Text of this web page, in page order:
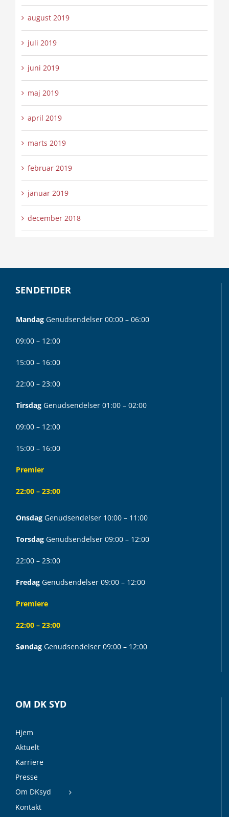
august 2019
juli 2019
juni 2019
maj 2019
april 2019
marts 2019
februar 2019
januar 2019
december 2018
SENDETIDER
Mandag Genudsendelser 00:00 – 06:00
09:00 – 12:00
15:00 – 16:00
22:00 – 23:00
Tirsdag Genudsendelser 01:00 – 02:00
09:00 – 12:00
15:00 – 16:00
Premier
22:00 – 23:00
Onsdag Genudsendelser 10:00 – 11:00
Torsdag Genudsendelser 09:00 – 12:00
22:00 – 23:00
Fredag Genudsendelser 09:00 – 12:00
Premiere
22:00 – 23:00
Søndag Genudsendelser 09:00 – 12:00
OM DK SYD
Hjem
Aktuelt
Karriere
Presse
Om DKsyd
Kontakt